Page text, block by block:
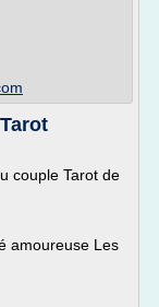
couple Tarot de
amoureuse Les